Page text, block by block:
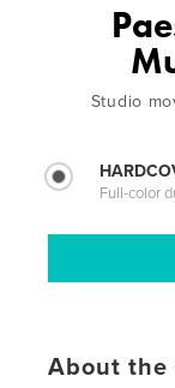
Studio
Full-color
About the